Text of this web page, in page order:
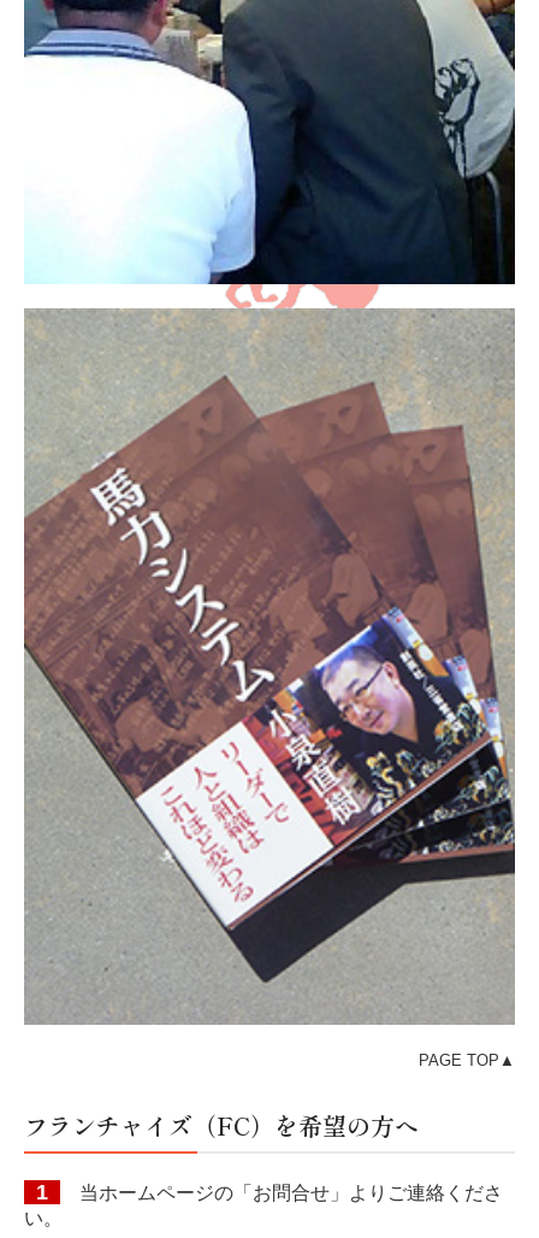
PAGE TOP▲
フランチャイズ（FC）を希望の方へ
1
当ホームページの「お問合せ」よりご連絡くださ
い。